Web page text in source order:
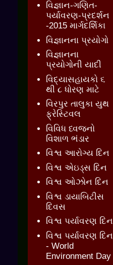
વિજ્ઞાન-ગણિત-
પર્યાવરણ-પ્રદર્શન
-2015 માર્ગદર્શિકા
વિજ્ઞાનના પ્રયોગો
વિજ્ઞાનના
પ્રયોગોની યાદી
વિદ્યાસહાયકો ૬
થી ૮ ધોરણ માટે
વિરપુર તાલુકા યુથ
ફ્રેસ્ટિવલ
વિવિધ ધ્વજનો
વિશાળ ભંડાર
વિશ્વ આરોગ્ય દિન
વિશ્વ એઇડ્સ દિન
વિશ્વ ઓઝોન દિન
વિશ્વ ડાયાબિટીસ
દિવસ
વિશ્વ પર્યાવરણ દિન
વિશ્વ પર્યાવરણ દિન
- World
Environment Day